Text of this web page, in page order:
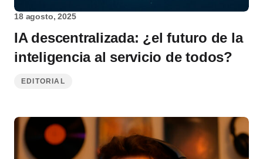
18 agosto, 2025
IA descentralizada: ¿el futuro de la
inteligencia al servicio de todos?
EDITORIAL